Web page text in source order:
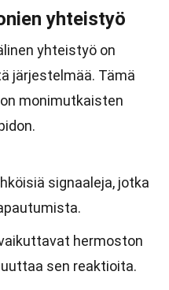
yhteistyö
yhteistyö on
järjestelmää. Tämä
monimutkaisten
signaaleja, jotka
hermoston
sen reaktioita.